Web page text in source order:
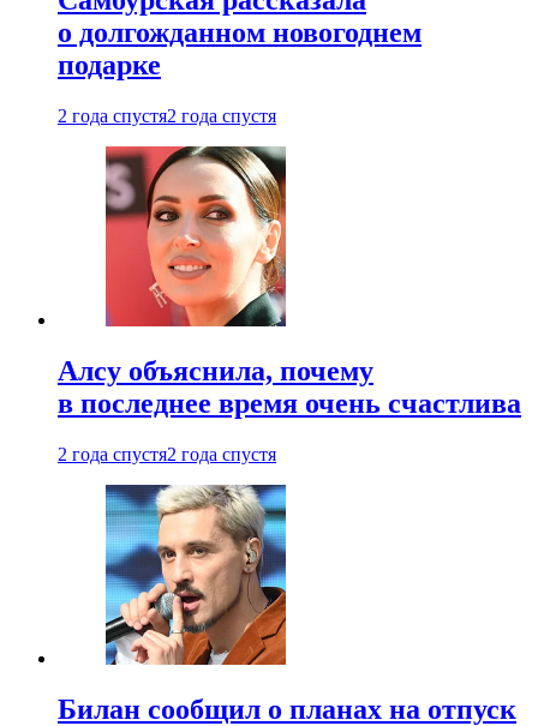
о долгожданном новогоднем
подарке
2 года спустя2 года спустя
Алсу объяснила, почему
в последнее время очень счастлива
2 года спустя2 года спустя
Билан сообщил о планах на отпуск